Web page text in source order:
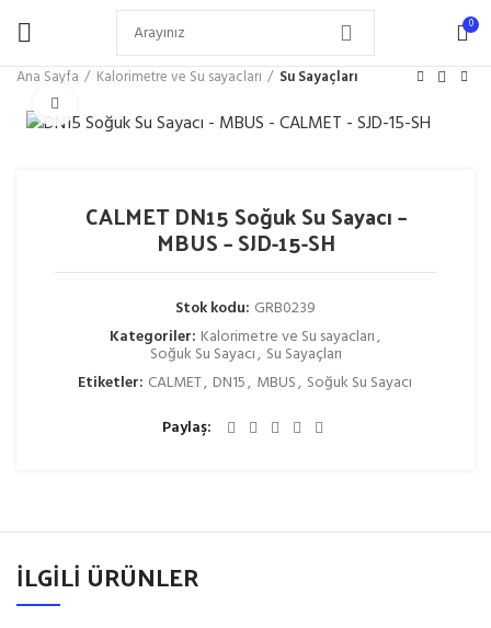
0
Ana Sayfa Kalorimetre ve Su sayacları
Su Sayaçları
CALMET DN15 Soğuk Su Sayacı –
MBUS – SJD-15-SH
Stok kodu: GRB0239
Kategoriler: Kalorimetre ve Su sayacları,
Soğuk Su Sayacı, Su Sayaçları
Etiketler: CALMET, DN15, MBUS, Soğuk Su Sayacı
Paylaş
İLGILI ÜRÜNLER